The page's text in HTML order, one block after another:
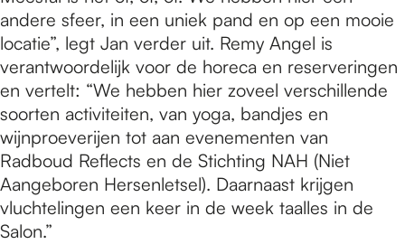
andere sfeer, in een uniek pand en op een mooie
locatie”, legt Jan verder uit. Remy Angel is
verantwoordelijk voor de horeca en reserveringen
en vertelt: “We hebben hier zoveel verschillende
soorten activiteiten, van yoga, bandjes en
wijnproeverijen tot aan evenementen van
Radboud Reflects en de Stichting NAH (Niet
Aangeboren Hersenletsel). Daarnaast krijgen
vluchtelingen een keer in de week taalles in de
Salon.”